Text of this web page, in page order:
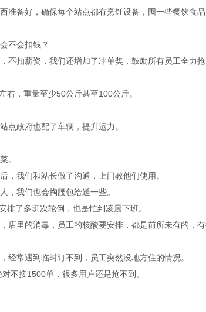
准备好，确保每个站点都有烹饪设备，囤一些餐饮食
不会扣钱？
不扣薪资，我们还增加了冲单奖，鼓励所有员工全力抢
，重量至少50公斤甚至100公斤。
点政府也配了车辆，提升运力。
。
，我们和站长做了沟通，上门教他们使用。
，我们也会掏腰包给送一些。
了多班次轮倒，也是忙到凌晨下班。
店里的消毒，员工的核酸要安排，都是前所未有的，
常遇到临时订不到，员工突然没地方住的情况。
不接1500单，很多用户还是抢不到。